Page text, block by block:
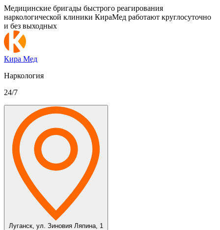
Медицинские бригады быстрого реагирования
наркологической клиники КираМед работают круглосуточно
и без выходных
Кира Мед
Наркология
24/7
Луганск, ул. Зиновия Ляпина, 1